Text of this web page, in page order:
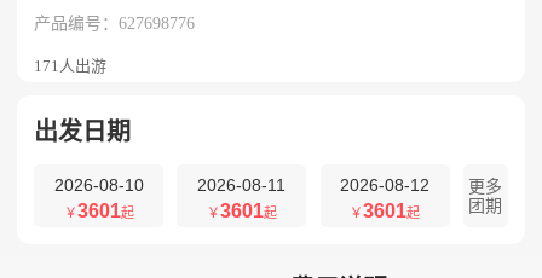
产品编号：627698776
171人出游
出发日期
2026-08-10
￥3601起
2026-08-11
￥3601起
2026-08-12
￥3601起
更多
团期